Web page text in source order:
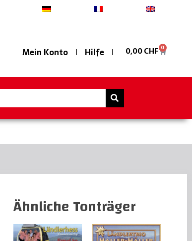
Mein Konto Hilfe 0,00CHF 0
Ähnliche Tonträger